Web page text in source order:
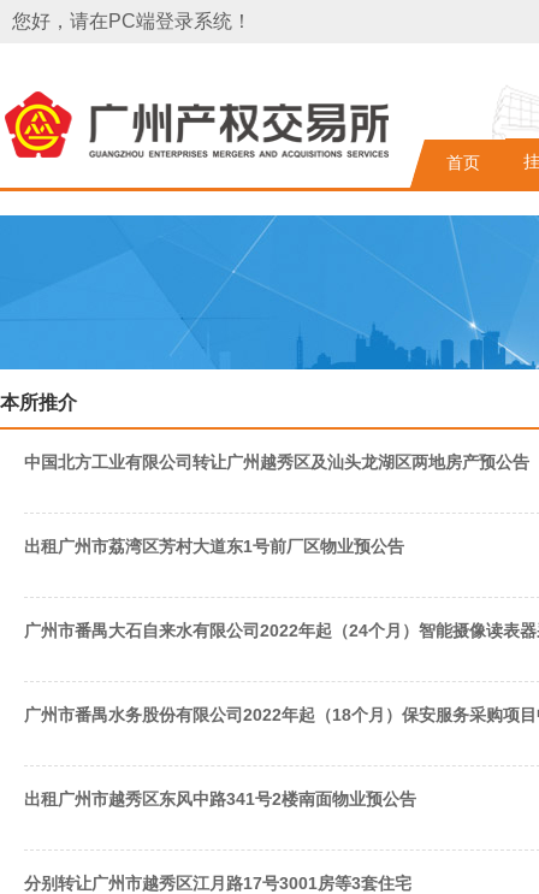
您好，请在PC端登录系统！
首页
本所推介
中国北方工业有限公司转让广州越秀区及汕头龙湖区两地房产预公告
出租广州市荔湾区芳村大道东1号前厂区物业预公告
广州市番禺大石自来水有限公司2022年起（24个月）智能摄像读表
广州市番禺水务股份有限公司2022年起（18个月）保安服务采购项
出租广州市越秀区东风中路341号2楼南面物业预公告
分别转让广州市越秀区江月路17号3001房等3套住宅